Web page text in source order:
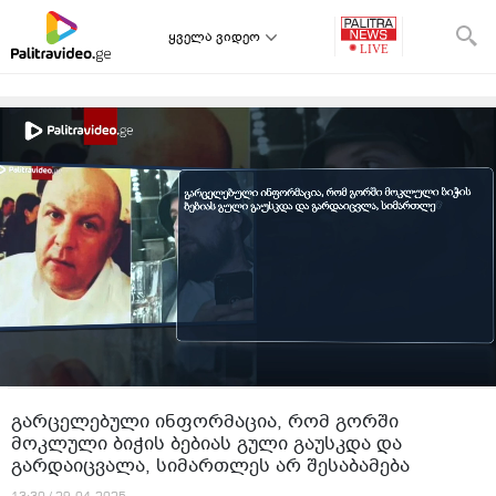
ყველა ვიდეო
გარცელებული ინფორმაცია, რომ გორში
მოკლული ბიჭის ბებიას გული გაუსკდა და
გარდაიცვალა, სიმართლეს არ შესაბამება